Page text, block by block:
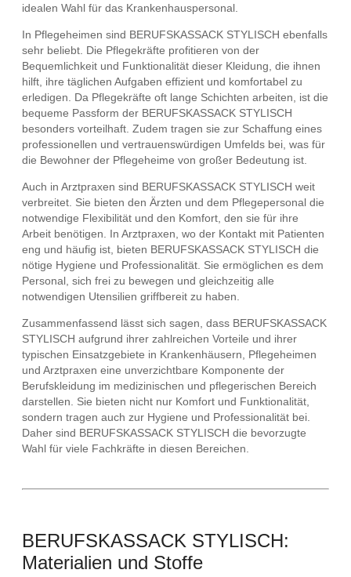
idealen Wahl für das Krankenhauspersonal.
In Pflegeheimen sind BERUFSKASSACK STYLISCH ebenfalls
sehr beliebt. Die Pflegekräfte profitieren von der
Bequemlichkeit und Funktionalität dieser Kleidung, die ihnen
hilft, ihre täglichen Aufgaben effizient und komfortabel zu
erledigen. Da Pflegekräfte oft lange Schichten arbeiten, ist die
bequeme Passform der BERUFSKASSACK STYLISCH
besonders vorteilhaft. Zudem tragen sie zur Schaffung eines
professionellen und vertrauenswürdigen Umfelds bei, was für
die Bewohner der Pflegeheime von großer Bedeutung ist.
Auch in Arztpraxen sind BERUFSKASSACK STYLISCH weit
verbreitet. Sie bieten den Ärzten und dem Pflegepersonal die
notwendige Flexibilität und den Komfort, den sie für ihre
Arbeit benötigen. In Arztpraxen, wo der Kontakt mit Patienten
eng und häufig ist, bieten BERUFSKASSACK STYLISCH die
nötige Hygiene und Professionalität. Sie ermöglichen es dem
Personal, sich frei zu bewegen und gleichzeitig alle
notwendigen Utensilien griffbereit zu haben.
Zusammenfassend lässt sich sagen, dass BERUFSKASSACK
STYLISCH aufgrund ihrer zahlreichen Vorteile und ihrer
typischen Einsatzgebiete in Krankenhäusern, Pflegeheimen
und Arztpraxen eine unverzichtbare Komponente der
Berufskleidung im medizinischen und pflegerischen Bereich
darstellen. Sie bieten nicht nur Komfort und Funktionalität,
sondern tragen auch zur Hygiene und Professionalität bei.
Daher sind BERUFSKASSACK STYLISCH die bevorzugte
Wahl für viele Fachkräfte in diesen Bereichen.
BERUFSKASSACK STYLISCH:
Materialien und Stoffe